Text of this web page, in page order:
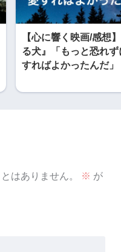
【心に響く映画/感想
る犬』「もっと恐れず
すればよかったんだ」
はありません。 ※ が